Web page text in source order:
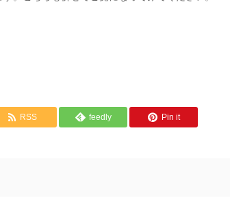
RSS feedly Pin it